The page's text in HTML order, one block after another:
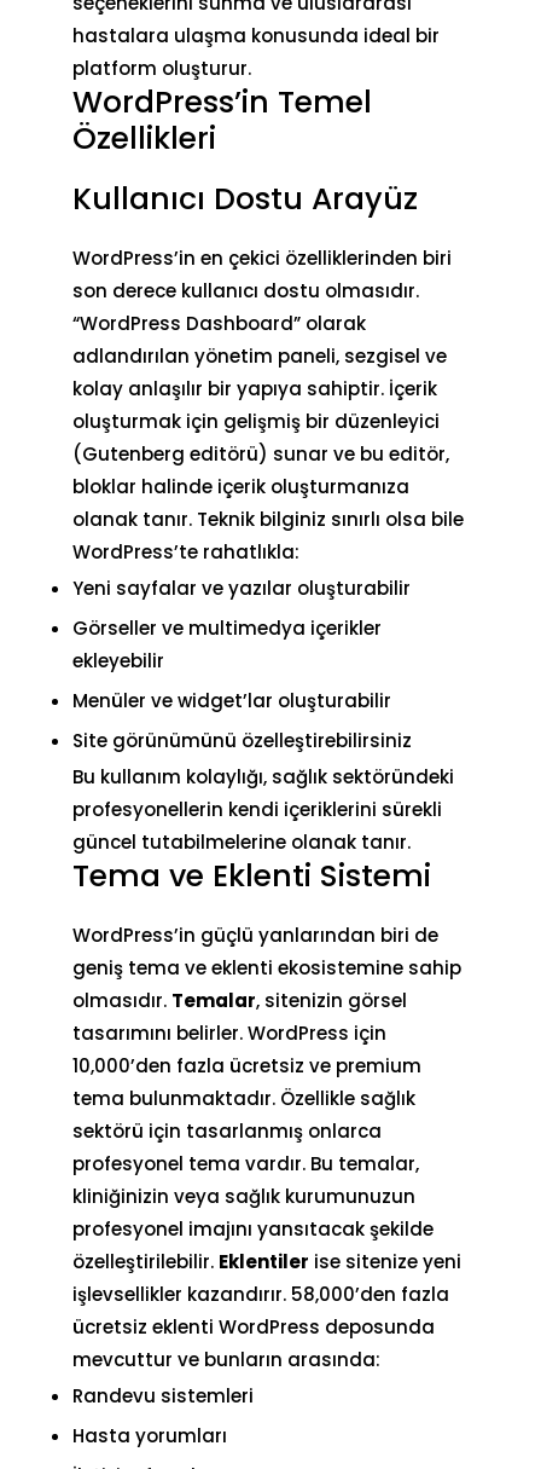
hastalara ulaşma konusunda ideal bir
platform oluşturur.
WordPress’in Temel
Özellikleri
Kullanıcı Dostu Arayüz
WordPress’in en çekici özelliklerinden biri
son derece kullanıcı dostu olmasıdır.
“WordPress Dashboard” olarak
adlandırılan yönetim paneli, sezgisel ve
kolay anlaşılır bir yapıya sahiptir. İçerik
oluşturmak için gelişmiş bir düzenleyici
(Gutenberg editörü) sunar ve bu editör,
bloklar halinde içerik oluşturmanıza
olanak tanır. Teknik bilginiz sınırlı olsa bile
WordPress’te rahatlıkla:
Yeni sayfalar ve yazılar oluşturabilir
Görseller ve multimedya içerikler
ekleyebilir
Menüler ve widget’lar oluşturabilir
Site görünümünü özelleştirebilirsiniz
Bu kullanım kolaylığı, sağlık sektöründeki
profesyonellerin kendi içeriklerini sürekli
güncel tutabilmelerine olanak tanır.
Tema ve Eklenti Sistemi
WordPress’in güçlü yanlarından biri de
geniş tema ve eklenti ekosistemine sahip
olmasıdır. Temalar, sitenizin görsel
tasarımını belirler. WordPress için
10,000’den fazla ücretsiz ve premium
tema bulunmaktadır. Özellikle sağlık
sektörü için tasarlanmış onlarca
profesyonel tema vardır. Bu temalar,
kliniğinizin veya sağlık kurumunuzun
profesyonel imajını yansıtacak şekilde
özelleştirilebilir. Eklentiler ise sitenize yeni
işlevsellikler kazandırır. 58,000’den fazla
ücretsiz eklenti WordPress deposunda
mevcuttur ve bunların arasında:
Randevu sistemleri
Hasta yorumları